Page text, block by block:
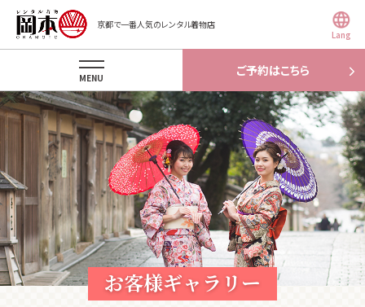
京都で一番人気のレンタル着物店
Lang
ご予約はこちら
MENU
お客様ギャラリー